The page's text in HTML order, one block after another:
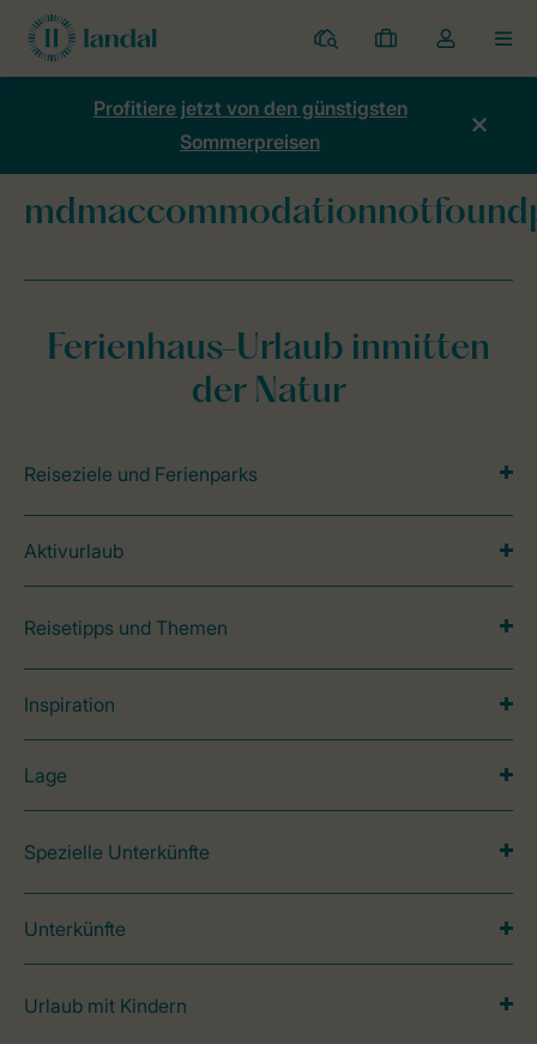
Ferienparks
Meine
Buchungen
Dropdown-
Menü
Kontos
Profitiere jetzt von den günstigsten
Sommerpreisen
Home mdmaccommodationnotfoundpage
Ferienhaus-Urlaub inmitten
der Natur
Reiseziele und Ferienparks
Aktivurlaub
Reisetipps und Themen
Inspiration
Lage
Spezielle Unterkünfte
Unterkünfte
Urlaub mit Kindern